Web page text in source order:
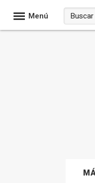
Menú